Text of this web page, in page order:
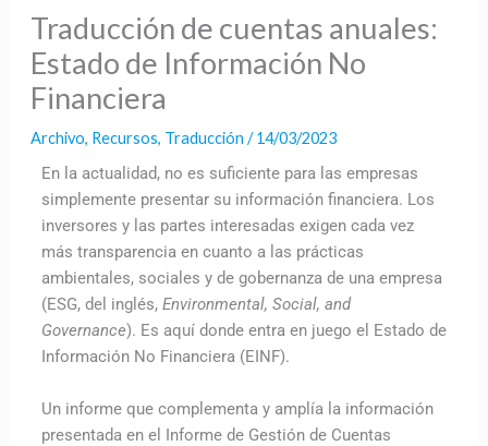
Traducción de cuentas anuales:
Estado de Información No
Financiera
Archivo, Recursos, Traducción /14/03/2023
En la actualidad, no es suficiente para las empresas
simplemente presentar su información financiera. Los
inversores y las partes interesadas exigen cada vez
más transparencia en cuanto a las prácticas
ambientales, sociales y de gobernanza de una empresa
(ESG, del inglés, Environmental, Social, and
Governance). Es aquí donde entra en juego el Estado de
Información No Financiera (EINF).
Un informe que complementa y amplía la información
presentada en el Informe de Gestión de Cuentas